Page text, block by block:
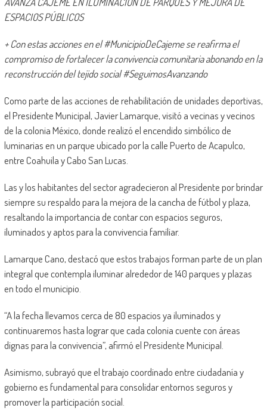
ESPACIOS PÚBLICOS
+ Con estas acciones en el #MunicipioDeCajeme se reafirma el
compromiso de fortalecer la convivencia comunitaria abonando en la
reconstrucción del tejido social #SeguimosAvanzando
Como parte de las acciones de rehabilitación de unidades deportivas,
el Presidente Municipal, Javier Lamarque, visitó a vecinas y vecinos
de la colonia México, donde realizó el encendido simbólico de
luminarias en un parque ubicado por la calle Puerto de Acapulco,
entre Coahuila y Cabo San Lucas.
Las y los habitantes del sector agradecieron al Presidente por brindar
siempre su respaldo para la mejora de la cancha de fútbol y plaza,
resaltando la importancia de contar con espacios seguros,
iluminados y aptos para la convivencia familiar.
Lamarque Cano, destacó que estos trabajos forman parte de un plan
integral que contempla iluminar alrededor de 140 parques y plazas
en todo el municipio.
“A la fecha llevamos cerca de 80 espacios ya iluminados y
continuaremos hasta lograr que cada colonia cuente con áreas
dignas para la convivencia”, afirmó el Presidente Municipal.
Asimismo, subrayó que el trabajo coordinado entre ciudadanía y
gobierno es fundamental para consolidar entornos seguros y
promover la participación social.